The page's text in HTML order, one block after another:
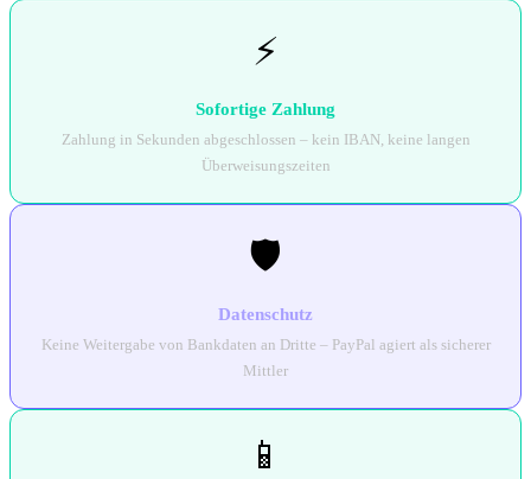
⚡
Sofortige Zahlung
Zahlung in Sekunden abgeschlossen – kein IBAN, keine langen
Überweisungszeiten
🛡️
Datenschutz
Keine Weitergabe von Bankdaten an Dritte – PayPal agiert als sicherer
Mittler
📱